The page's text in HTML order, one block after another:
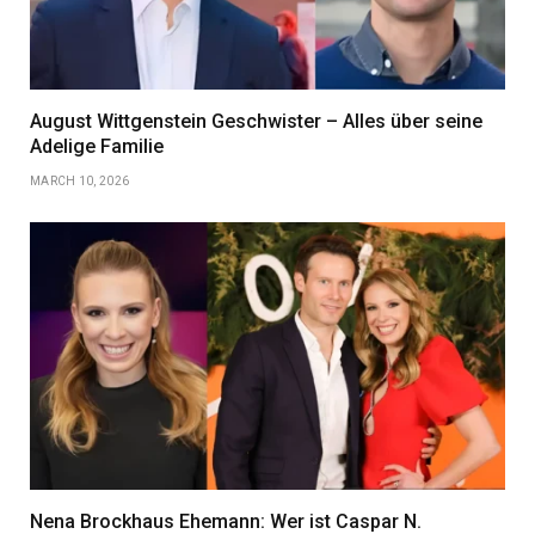
August Wittgenstein Geschwister – Alles über seine
Adelige Familie
MARCH 10, 2026
Nena Brockhaus Ehemann: Wer ist Caspar N.